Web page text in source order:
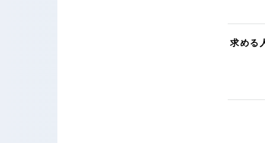
求める